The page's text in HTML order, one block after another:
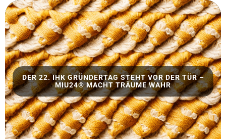
DER 22. IHK GRÜNDERTAG STEHT VOR DER TÜR –
MIU24® MACHT TRÄUME WAHR